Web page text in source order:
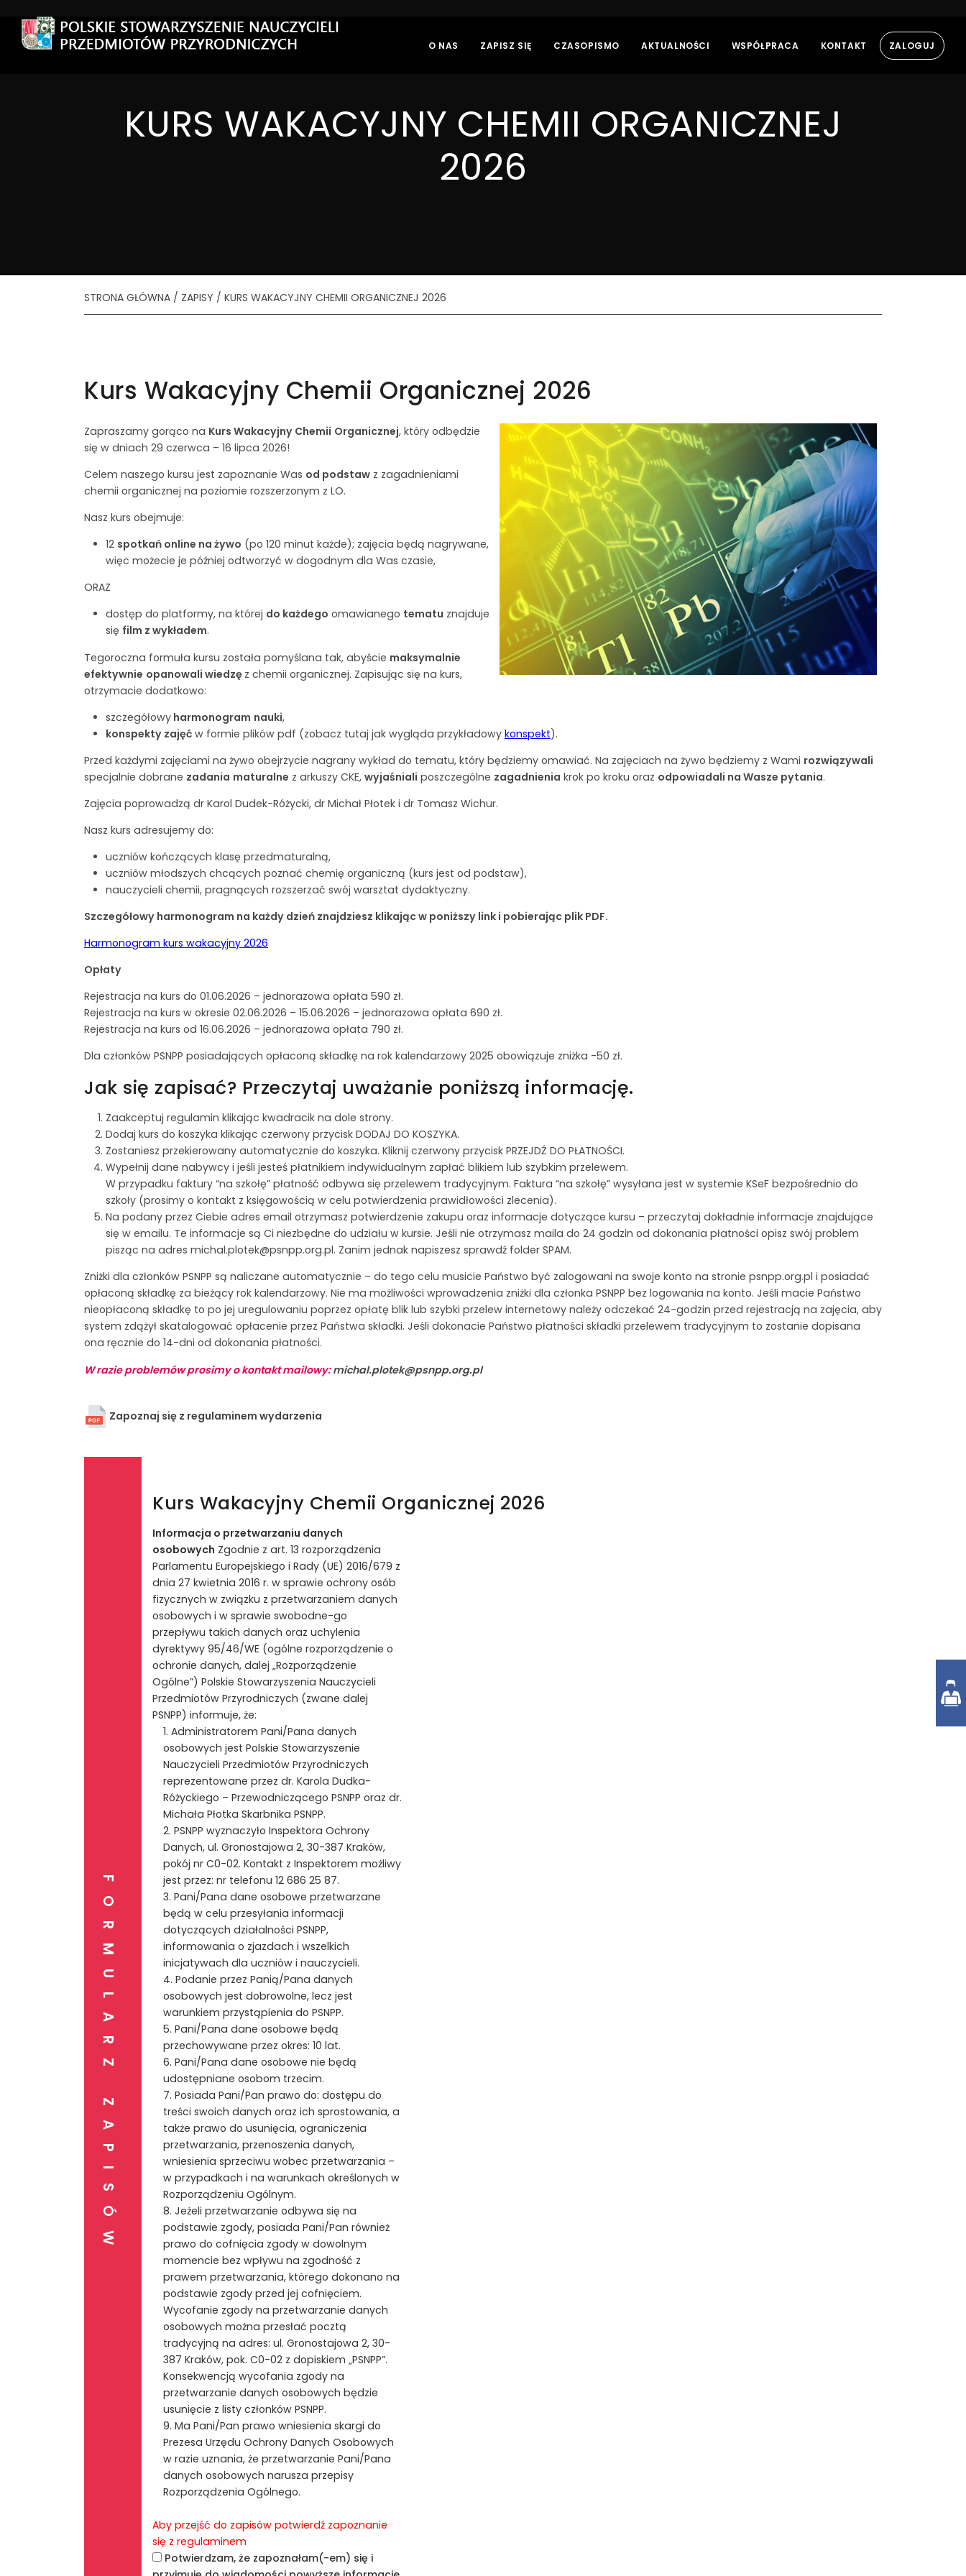
O NAS ZAPISZ SIĘ CZASOPISMO AKTUALNOŚCI WSPÓŁPRACA KONTAKT ZALOGUJ
KURS WAKACYJNY CHEMII ORGANICZNEJ
2026
STRONA GŁÓWNA / ZAPISY / KURS WAKACYJNY CHEMII ORGANICZNEJ 2026
Kurs Wakacyjny Chemii Organicznej 2026
Zapraszamy gorąco na Kurs Wakacyjny Chemii Organicznej, który odbędzie
się w dniach 29 czerwca – 16 lipca 2026!
Celem naszego kursu jest zapoznanie Was od podstaw z zagadnieniami
chemii organicznej na poziomie rozszerzonym z LO.
Nasz kurs obejmuje:
12 spotkań online na żywo (po 120 minut każde); zajęcia będą nagrywane,
więc możecie je później odtworzyć w dogodnym dla Was czasie,
ORAZ
dostęp do platformy, na której do każdego omawianego tematu znajduje
się film z wykładem.
Tegoroczna formuła kursu została pomyślana tak, abyście maksymalnie
efektywnie opanowali wiedzę z chemii organicznej. Zapisując się na kurs,
otrzymacie dodatkowo:
szczegółowy harmonogram nauki,
konspekty zajęć w formie plików pdf (zobacz tutaj jak wygląda przykładowy konspekt).
Przed każdymi zajęciami na żywo obejrzycie nagrany wykład do tematu, który będziemy omawiać. Na zajęciach na żywo będziemy z Wami rozwiązywali
specjalnie dobrane zadania maturalne z arkuszy CKE, wyjaśniali poszczególne zagadnienia krok po kroku oraz odpowiadali na Wasze pytania.
Zajęcia poprowadzą dr Karol Dudek-Różycki, dr Michał Płotek i dr Tomasz Wichur.
Nasz kurs adresujemy do:
uczniów kończących klasę przedmaturalną,
uczniów młodszych chcących poznać chemię organiczną (kurs jest od podstaw),
nauczycieli chemii, pragnących rozszerzać swój warsztat dydaktyczny.
Szczegółowy harmonogram na każdy dzień znajdziesz klikając w poniższy link i pobierając plik PDF.
Harmonogram kurs wakacyjny 2026
Opłaty
Rejestracja na kurs do 01.06.2026 – jednorazowa opłata 590 zł.
Rejestracja na kurs w okresie 02.06.2026 – 15.06.2026 – jednorazowa opłata 690 zł.
Rejestracja na kurs od 16.06.2026 – jednorazowa opłata 790 zł.
Dla członków PSNPP posiadających opłaconą składkę na rok kalendarzowy 2025 obowiązuje zniżka -50 zł.
Jak się zapisać? Przeczytaj uważanie poniższą informację.
Zaakceptuj regulamin klikając kwadracik na dole strony.
Dodaj kurs do koszyka klikając czerwony przycisk DODAJ DO KOSZYKA.
Zostaniesz przekierowany automatycznie do koszyka. Kliknij czerwony przycisk PRZEJDŹ DO PŁATNOŚCI.
Wypełnij dane nabywcy i jeśli jesteś płatnikiem indywidualnym zapłać blikiem lub szybkim przelewem.
W przypadku faktury “na szkołę” płatność odbywa się przelewem tradycyjnym. Faktura “na szkołę” wysyłana jest w systemie KSeF bezpośrednio do
szkoły (prosimy o kontakt z księgowością w celu potwierdzenia prawidłowości zlecenia).
Na podany przez Ciebie adres email otrzymasz potwierdzenie zakupu oraz informacje dotyczące kursu – przeczytaj dokładnie informacje znajdujące
się w emailu. Te informacje są Ci niezbędne do udziału w kursie. Jeśli nie otrzymasz maila do 24 godzin od dokonania płatności opisz swój problem
pisząc na adres michal.plotek@psnpp.org.pl. Zanim jednak napiszesz sprawdź folder SPAM.
Zniżki dla członków PSNPP są naliczane automatycznie – do tego celu musicie Państwo być zalogowani na swoje konto na stronie psnpp.org.pl i posiadać
opłaconą składkę za bieżący rok kalendarzowy. Nie ma możliwości wprowadzenia zniżki dla członka PSNPP bez logowania na konto. Jeśli macie Państwo
nieopłaconą składkę to po jej uregulowaniu poprzez opłatę blik lub szybki przelew internetowy należy odczekać 24-godzin przed rejestracją na zajęcia, aby
system zdążył skatalogować opłacenie przez Państwa składki. Jeśli dokonacie Państwo płatności składki przelewem tradycyjnym to zostanie dopisana
ona ręcznie do 14-dni od dokonania płatności.
W razie problemów prosimy o kontakt mailowy:michal.plotek@psnpp.org.pl
Zapoznaj się z regulaminem wydarzenia
FORMULARZ ZAPISÓW
Kurs Wakacyjny Chemii Organicznej 2026
Informacja o przetwarzaniu danych
osobowych Zgodnie z art. 13 rozporządzenia
Parlamentu Europejskiego i Rady (UE) 2016/679 z
dnia 27 kwietnia 2016 r. w sprawie ochrony osób
fizycznych w związku z przetwarzaniem danych
osobowych i w sprawie swobodne-go
przepływu takich danych oraz uchylenia
dyrektywy 95/46/WE (ogólne rozporządzenie o
ochronie danych, dalej „Rozporządzenie
Ogólne”) Polskie Stowarzyszenia Nauczycieli
Przedmiotów Przyrodniczych (zwane dalej
PSNPP) informuje, że:
1. Administratorem Pani/Pana danych
osobowych jest Polskie Stowarzyszenie
Nauczycieli Przedmiotów Przyrodniczych
reprezentowane przez dr. Karola Dudka-
Różyckiego – Przewodniczącego PSNPP oraz dr.
Michała Płotka Skarbnika PSNPP.
2. PSNPP wyznaczyło Inspektora Ochrony
Danych, ul. Gronostajowa 2, 30-387 Kraków,
pokój nr C0-02. Kontakt z Inspektorem możliwy
jest przez: nr telefonu 12 686 25 87.
3. Pani/Pana dane osobowe przetwarzane
będą w celu przesyłania informacji
dotyczących działalności PSNPP,
informowania o zjazdach i wszelkich
inicjatywach dla uczniów i nauczycieli.
4. Podanie przez Panią/Pana danych
osobowych jest dobrowolne, lecz jest
warunkiem przystąpienia do PSNPP.
5. Pani/Pana dane osobowe będą
przechowywane przez okres: 10 lat.
6. Pani/Pana dane osobowe nie będą
udostępniane osobom trzecim.
7. Posiada Pani/Pan prawo do: dostępu do
treści swoich danych oraz ich sprostowania, a
także prawo do usunięcia, ograniczenia
przetwarzania, przenoszenia danych,
wniesienia sprzeciwu wobec przetwarzania –
w przypadkach i na warunkach określonych w
Rozporządzeniu Ogólnym.
8. Jeżeli przetwarzanie odbywa się na
podstawie zgody, posiada Pani/Pan również
prawo do cofnięcia zgody w dowolnym
momencie bez wpływu na zgodność z
prawem przetwarzania, którego dokonano na
podstawie zgody przed jej cofnięciem.
Wycofanie zgody na przetwarzanie danych
osobowych można przesłać pocztą
tradycyjną na adres: ul. Gronostajowa 2, 30-
387 Kraków, pok. C0-02 z dopiskiem „PSNPP”.
Konsekwencją wycofania zgody na
przetwarzanie danych osobowych będzie
usunięcie z listy członków PSNPP.
9. Ma Pani/Pan prawo wniesienia skargi do
Prezesa Urzędu Ochrony Danych Osobowych
w razie uznania, że przetwarzanie Pani/Pana
danych osobowych narusza przepisy
Rozporządzenia Ogólnego.
Aby przejść do zapisów potwierdź zapoznanie
się z regulaminem
Potwierdzam, że zapoznałam(-em) się i